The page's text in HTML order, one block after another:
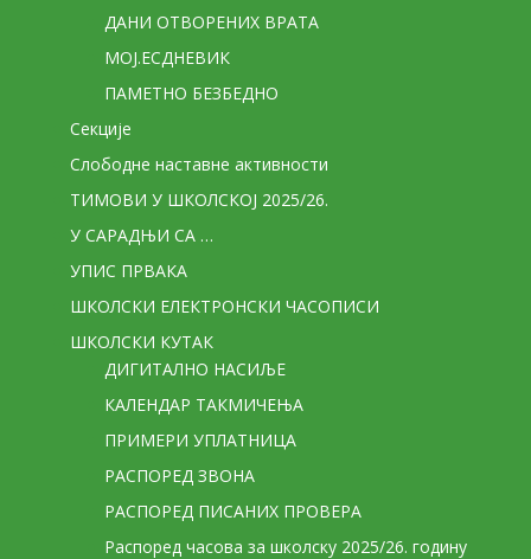
ДАНИ ОТВОРЕНИХ ВРАТА
МОЈ.ЕСДНЕВИК
ПАМЕТНО БЕЗБЕДНО
Секције
Слободне наставне активности
ТИМОВИ У ШКОЛСКОЈ 2025/26.
У САРАДЊИ СА …
УПИС ПРВАКА
ШКОЛСКИ ЕЛЕКТРОНСКИ ЧАСОПИСИ
ШКОЛСКИ КУТАК
ДИГИТАЛНО НАСИЉЕ
КАЛЕНДАР ТАКМИЧЕЊА
ПРИМЕРИ УПЛАТНИЦА
РАСПОРЕД ЗВОНА
РАСПОРЕД ПИСАНИХ ПРОВЕРА
Распоред часова за школску 2025/26. годину